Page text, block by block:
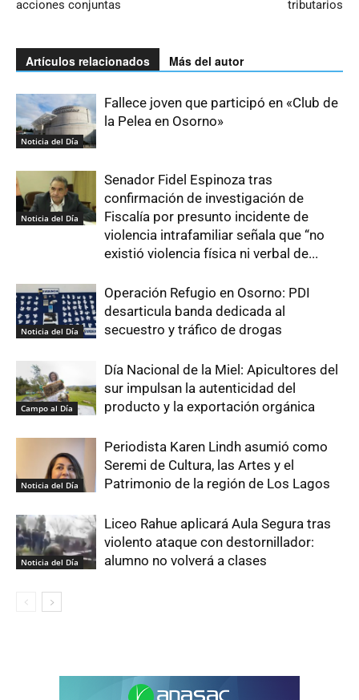
acciones conjuntas tributarios
Artículos relacionados Más del autor
Noticia del Día
Fallece joven que participó en «Club de
la Pelea en Osorno»
Noticia del Día
Senador Fidel Espinoza tras
confirmación de investigación de
Fiscalía por presunto incidente de
violencia intrafamiliar señala que “no
existió violencia física ni verbal de...
Noticia del Día
Operación Refugio en Osorno: PDI
desarticula banda dedicada al
secuestro y tráfico de drogas
Campo al Día
Día Nacional de la Miel: Apicultores del
sur impulsan la autenticidad del
producto y la exportación orgánica
Noticia del Día
Periodista Karen Lindh asumió como
Seremi de Cultura, las Artes y el
Patrimonio de la región de Los Lagos
Noticia del Día
Liceo Rahue aplicará Aula Segura tras
violento ataque con destornillador:
alumno no volverá a clases